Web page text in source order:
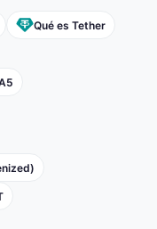
Qué es Tether